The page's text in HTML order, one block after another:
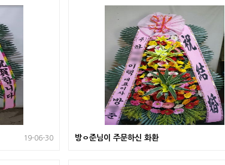
19-06-30 방ㅇ준님이 주문하신 화환